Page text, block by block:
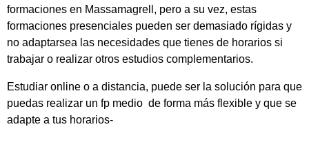
formaciones en Massamagrell, pero a su vez, estas
formaciones presenciales pueden ser demasiado rígidas y
no adaptarsea las necesidades que tienes de horarios si
trabajar o realizar otros estudios complementarios.
Estudiar online o a distancia, puede ser la solución para que
puedas realizar un fp medio de forma más flexible y que se
adapte a tus horarios-